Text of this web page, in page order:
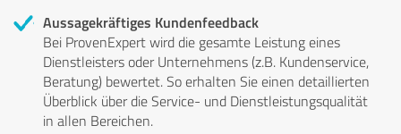
Aussagekräftiges Kundenfeedback
Bei ProvenExpert wird die gesamte Leistung eines
Dienstleisters oder Unternehmens (z.B. Kundenservice,
Beratung) bewertet. So erhalten Sie einen detaillierten
Überblick über die Service- und Dienstleistungsqualität
in allen Bereichen.